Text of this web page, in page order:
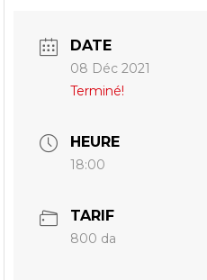
DATE
08 Déc 2021
Terminé!
HEURE
18:00
TARIF
800 da